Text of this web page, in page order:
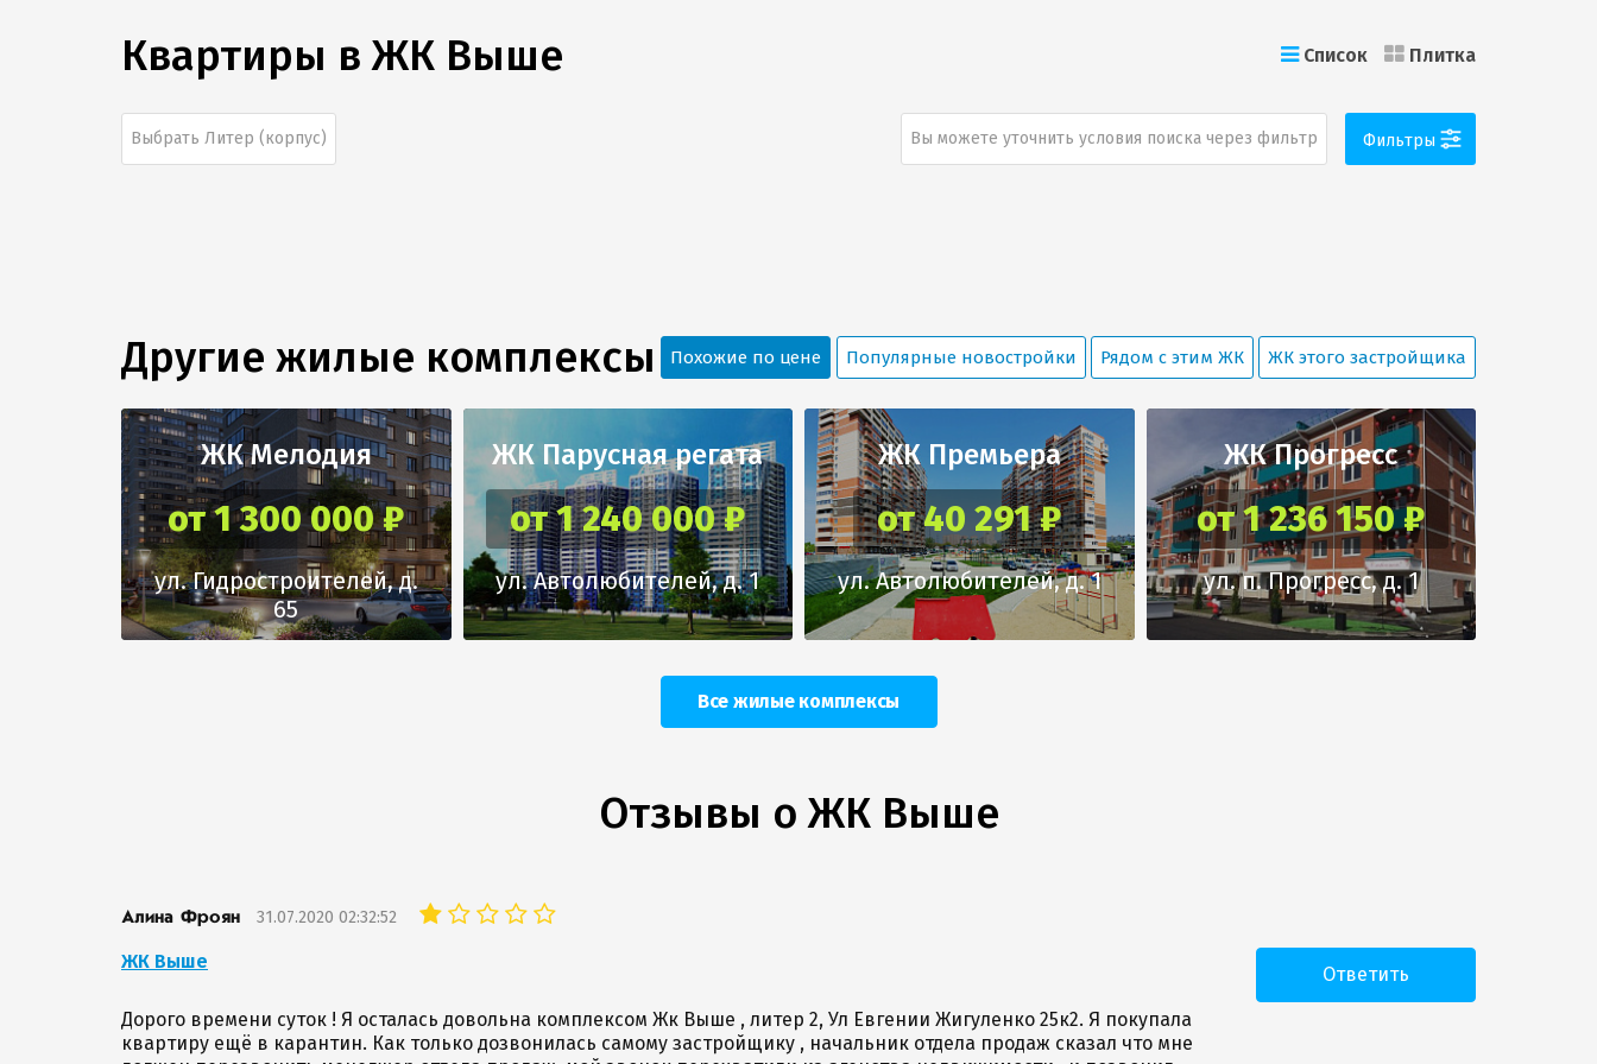
Квартиры вЖК Выше Список Плитка
Выбрать Литер (корпус) Вы можете уточнить условия поиска через фильтр Фильтры
Другие жилые комплексы Похожие по цене Популярные новостройки Рядом с этим ЖК ЖК этого застройщика
ЖК Мелодия
от 1 300 000 ₽
ул. Гидростроителей, д.
65
ЖК Парусная регата
от 1 240 000 ₽
ул. Автолюбителей, д. 1
ЖК Премьера
от 40 291 ₽
ул. Автолюбителей, д. 1
ЖК Прогресс
от 1 236 150 ₽
ул. п. Прогресс, д. 1
Все жилые комплексы
Отзывы о ЖК Выше
Алина Фроян 31.07.2020 02:32:52
ЖК Выше
Ответить
Дорого времени суток ! Я осталась довольна комплексом Жк Выше , литер 2, Ул Евгении Жигуленко 25к2. Я покупала
квартиру ещё в карантин. Как только дозвонилась самому застройщику , начальник отдела продаж сказал что мне